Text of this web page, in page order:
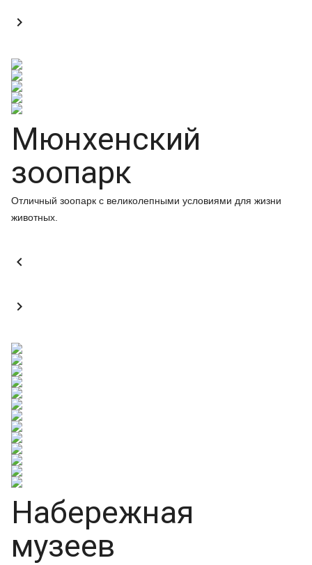

Мюнхенский
зоопарк
Отличный зоопарк с великолепными условиями для жизни
животных.


Набережная
музеев